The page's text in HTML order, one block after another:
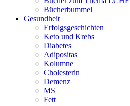
Bücherbummel
Gesundheit
Erfolgsgeschichten
Keto und Krebs
Diabetes
Adipositas
Kolumne
Cholesterin
Demenz
MS
Fett